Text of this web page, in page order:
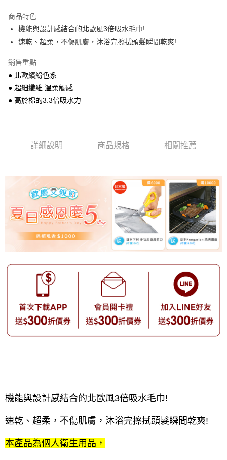
1.分期款項不併入電信帳單，「大哥付你分期」於每月結算日後寄送繳費提
2.透過簡訊連結打開帳單後，可選擇「超商條碼／台灣大直營門市／銀行轉
帳／街口支付／iPASS MONEY」等通路繳費。
【注意事項】
用戶於交易時，得透過本服務購買商品或服務，並由商店將買賣／分期付款
買賣價金債權讓與本公司後，依約使用本公司帳單繳交帳款。
2.基於同意付款使用「大哥付你分期」之契約關係目的，商店將以您的個人
資料（包含姓名、電話或地址）提供予台灣大哥大進項蒐集、處理及利用，
每筆NT$100，滿NT$499(含以上)免運費
7-11取貨付款
每筆NT$100，滿NT$499(含以上)免運費
宅配【父親節大回饋】限時$299免運
商品特色
機能與設計感結合的北歐風3倍吸水毛巾!
速乾、超柔，不傷肌膚，沐浴完擦拭頭髮瞬間乾爽!
銷售重點
● 北歐繽紛色系
● 超細纖維 溫柔觸感
● 高於棉的3.3倍吸水力
詳細說明 商品規格 相關推薦
機能與設計感結合的北歐風3倍吸水毛巾!
速乾、超柔，不傷肌膚，沐浴完擦拭頭髮瞬間乾爽!
本產品為個人衛生用品，